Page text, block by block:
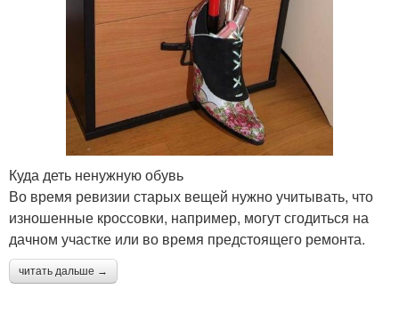
Куда деть ненужную обувь
Во время ревизии старых вещей нужно учитывать, что
изношенные кроссовки, например, могут сгодиться на
дачном участке или во время предстоящего ремонта.
читать дальше →